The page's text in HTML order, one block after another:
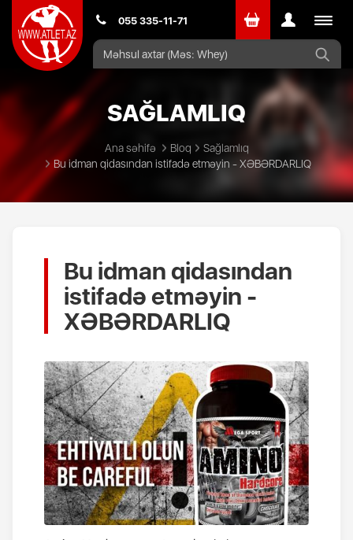
055 335-11-71
Toggle
SAĞLAMLIQ
Ana səhifə Bloq
Sağlamlıq
Bu idman qidasından istifadə etməyin - XƏBƏRDARLIQ
Bu idman qidasından
istifadə etməyin -
XƏBƏRDARLIQ